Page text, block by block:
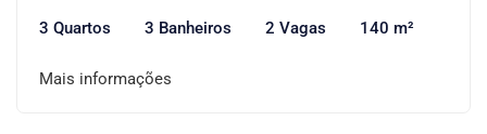
3 Quartos 3 Banheiros 2 Vagas 140 m²
Mais informações